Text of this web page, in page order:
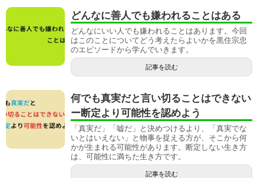
どんなに善人でも嫌われることはある
どんなにいい人でも嫌われることはあります。今回
はこのことについてどう考えたらよいかを黒住宗忠
のエピソードから学んでいきます。
記事を読む
何でも真実だと言い切ることはできない
ー断定より可能性を認めよう
「真実だ」「嘘だ」と決めつけるより、「真実でな
いとはいえない」と物事を捉える方が、そこから何
かが生まれる可能性があります。断定しない生き方
は、可能性に満ちた生き方です。
記事を読む